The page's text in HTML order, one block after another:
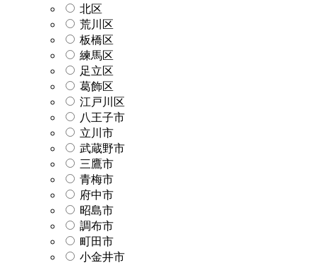
北区
荒川区
板橋区
練馬区
足立区
葛飾区
江戸川区
八王子市
立川市
武蔵野市
三鷹市
青梅市
府中市
昭島市
調布市
町田市
小金井市